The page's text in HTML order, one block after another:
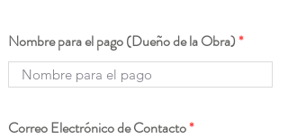
Nombre para el pago (Dueño de la Obra)
Correo Electrónico de Contacto